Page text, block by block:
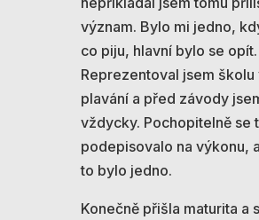
význam. Bylo mi jedno,
co piju, hlavní bylo se opít.
Reprezentoval jsem školu
plavání a před závody
vždycky. Pochopitelně se
podepisovalo na výkonu,
to bylo jedno.
Konečně přišla maturita a